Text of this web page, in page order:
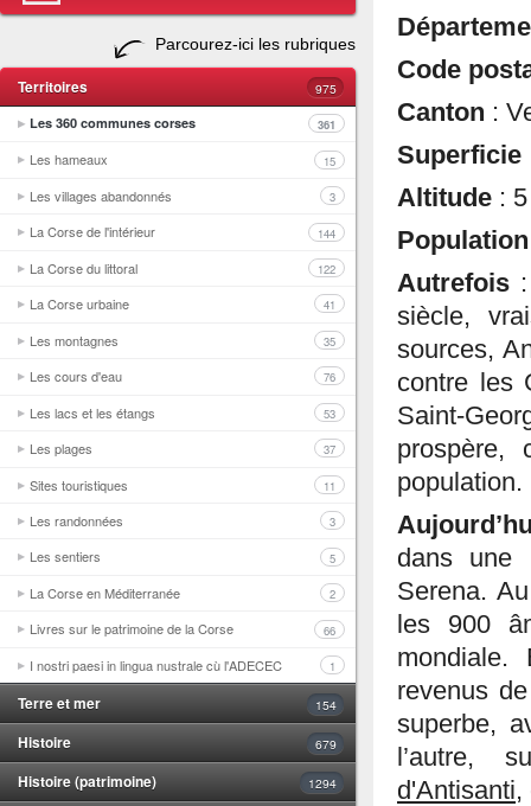
Parcourez-ici les rubriques
Territoires
975
Les 360 communes corses
361
Les hameaux 15
Les villages abandonnés 3
La Corse de l'intérieur 144
La Corse du littoral 122
La Corse urbaine 41
Les montagnes 35
Les cours d'eau 76
Les lacs et les étangs 53
Les plages 37
Sites touristiques 11
Les randonnées 3
Les sentiers 5
La Corse en Méditerranée 2
Livres sur le patrimoine de la Corse 66
I nostri paesi in lingua nustrale cù l'ADECEC 1
Terre et mer 154
Histoire 679
Histoire (patrimoine) 1294
Code
Canton :
Superficie
Altitude :
Autrefois
siècle,
sources,
contre les
Saint-
prospère,
population.
dans une
Serena.
les 900
revenus
superbe,
l’autre,
d'Antisanti,